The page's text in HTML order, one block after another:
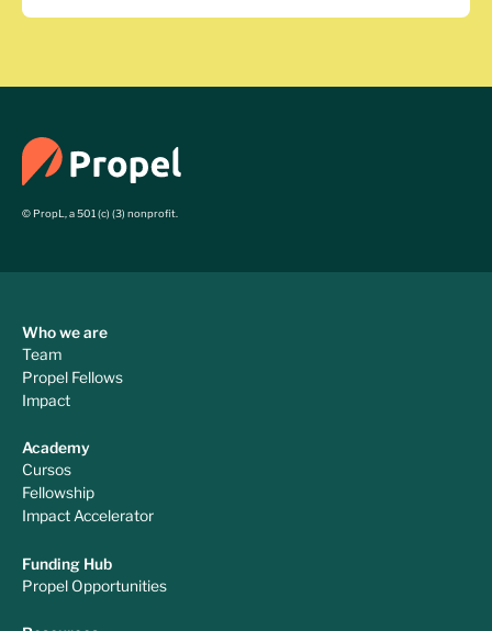
© PropL, a 501 (c) (3) nonprofit.
Who we are
Team
Propel Fellows
Impact
Academy
Cursos
Fellowship
Impact Accelerator
Funding Hub
Propel Opportunities